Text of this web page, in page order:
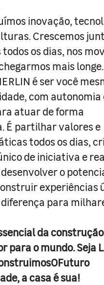
inovação,
Crescemos
os dias, nos
mais longe.
é ser você
com autonomia
atuar de forma
É partilhar valores e
todos os dias,
de iniciativa e
o
experiências
para
da
para o mundo. Seja
a casa é sua!